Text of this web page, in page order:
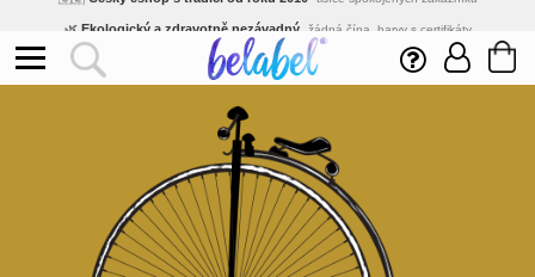
Inovativní výroba vlastní vývoj, nejnovější technologie
Rychlé dodání expedujeme do 24h
Výhodné pro firmy
Kvalita pod kontrolou jsme přímý výrobce, žádný zprostředkovatel
Český eshop s tradicí od roku 2010 tisíce spokojených zákazníků